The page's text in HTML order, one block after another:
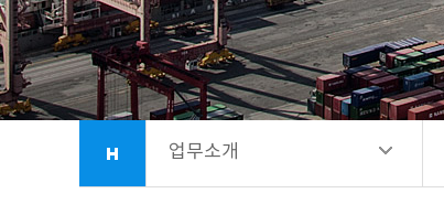
업무소개